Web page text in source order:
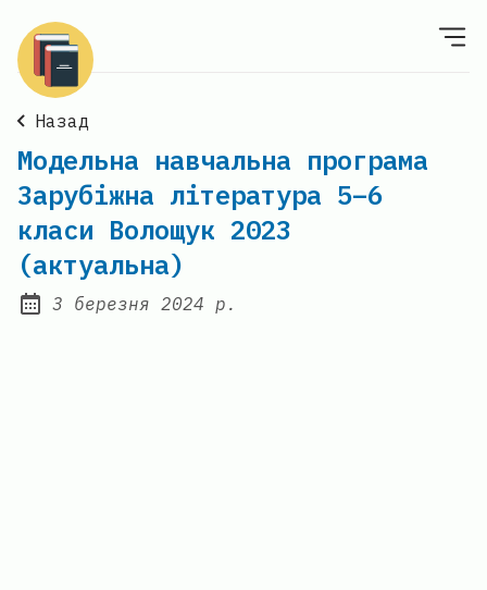
Назад
Модельна навчальна програма
Зарубіжна література 5–6
класи Волощук 2023
(актуальна)
Posted on:
3 березня 2024 р.